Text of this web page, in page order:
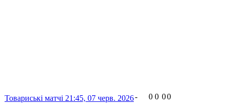
Товариські матчі 21:45, 07 черв. 2026- 0 0 00